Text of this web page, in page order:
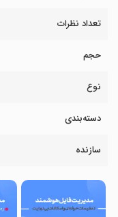
تعداد نظرات
حجم
نوع
دسته‌بندی
سازنده